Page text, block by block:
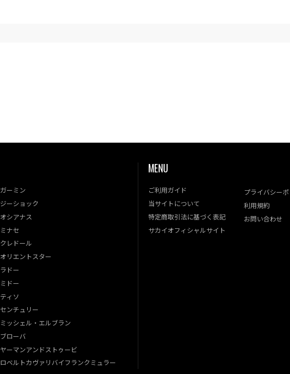
ガーミン
ジーショック
オシアナス
ミナセ
クレドール
オリエントスター
ラドー
ミドー
ティソ
センチュリー
ミッシェル・エルブラン
ブローバ
ヤーマンアンドストゥービ
ロベルトカヴァリバイフランクミュラー
MENU
ご利用ガイド
当サイトについて
特定商取引法に基づく表記
サカイオフィシャルサイト
プライバシー
利用規約
お問い合わせ